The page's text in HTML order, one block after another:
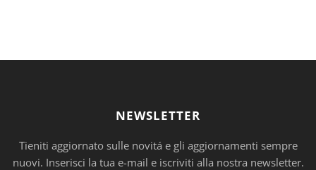
NEWSLETTER
Tieniti aggiornato sulle novitá e gli aggiornamenti sempre
nuovi. Inserisci la tua e-mail e iscriviti alla nostra newsletter.